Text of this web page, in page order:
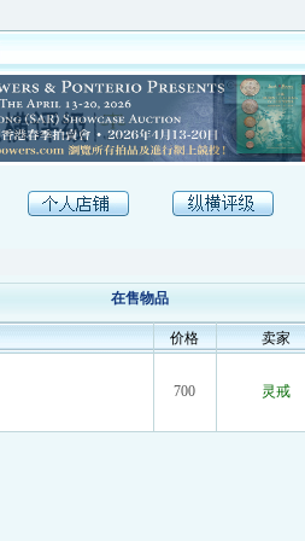
在售物品
价格 卖家
700 灵戒